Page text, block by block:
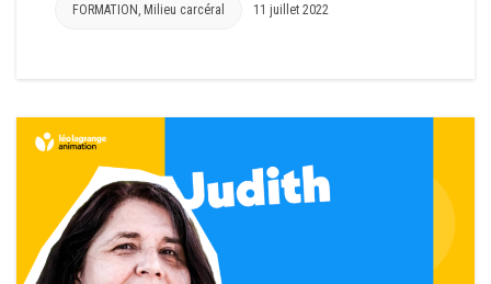
FORMATION Milieu carcéral 11 juillet 2022